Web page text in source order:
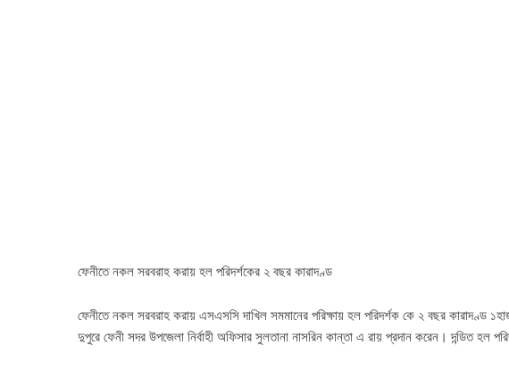
ফেনীতে নকল সরবরাহ করায় হল পরিদর্শকের ২ বছর কারাদণ্ড
ফেনীতে নকল সরবরাহ করায় এসএসসি দাখিল সমমানের পরিক্ষায় হল পরিদর্শক কে ২ বছর কারাদণ্ড
দুপুরে ফেনী সদর উপজেলা নির্বাহী অফিসার সুলতানা নাসরিন কান্তা এ রায় প্রদান করেন। দন্ডিত হল